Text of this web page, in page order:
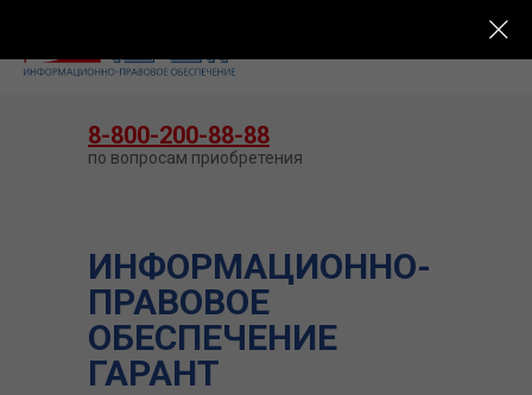
ИНФОРМАЦИОННО-
ПРАВОВОЕ
ОБЕСПЕЧЕНИЕ
ГАРАНТ
8-800-200-88-88
по вопросам приобретения